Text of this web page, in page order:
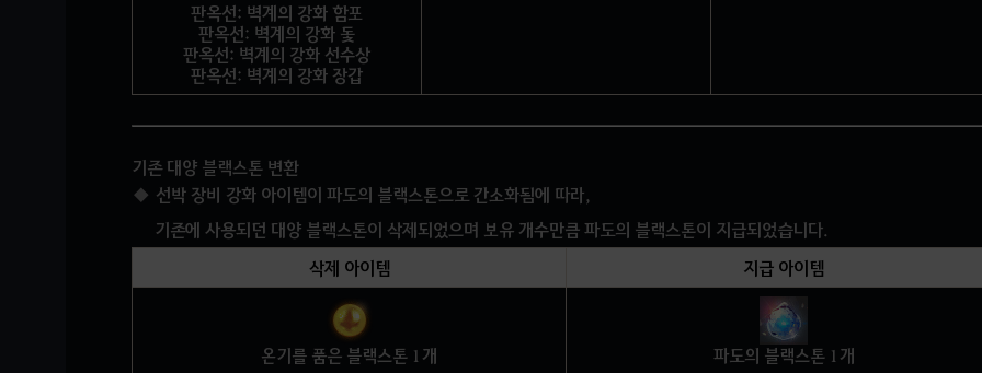
판옥선: 벽계의 강화 함포
판옥선: 벽계의 강화 돛
판옥선: 벽계의 강화 선수상
판옥선: 벽계의 강화 장갑
기존 대양 블랙스톤 변환
선박 장비 강화 아이템이 파도의 블랙스톤으로 간소화됨에 따라,
기존에 사용되던 대양 블랙스톤이 삭제되었으며 보유 개수만큼 파도의 블랙스톤이 지급되었습니다.
삭제 아이템
지급 아이템
온기를 품은 블랙스톤 1개 파도의 블랙스톤 1개